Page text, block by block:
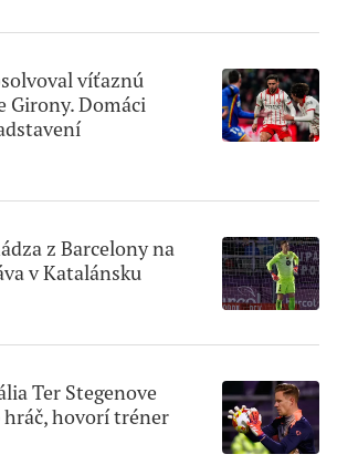
víťaznú
Girony. Domáci
z Barcelony na
v Katalánsku
Ter Stegenove
hráč, hovorí tréner